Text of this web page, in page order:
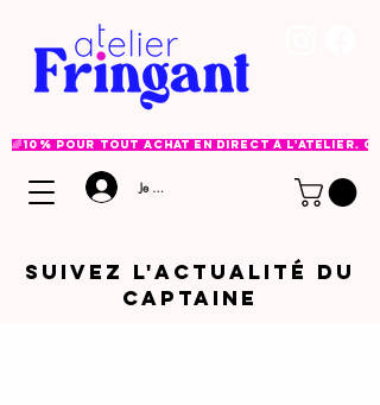
🌈 10% pour tout achat en direct à l'atelier.
Je me connecte
Suivez l'ACTUALITé DU
CAPTAINE